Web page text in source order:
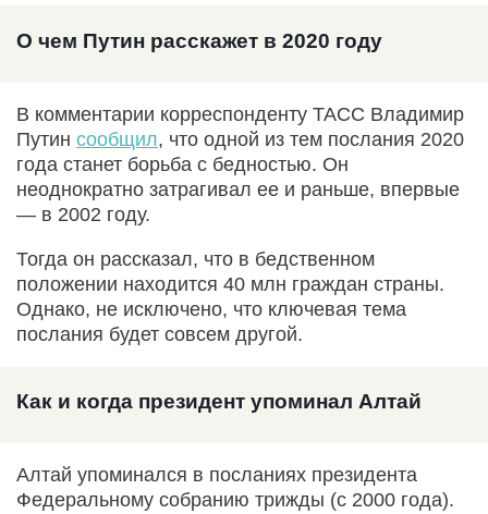
О чем Путин расскажет в 2020 году
В комментарии корреспонденту ТАСС Владимир
Путин сообщил, что одной из тем послания 2020
года станет борьба с бедностью. Он
неоднократно затрагивал ее и раньше, впервые
— в 2002 году.
Тогда он рассказал, что в бедственном
положении находится 40 млн граждан страны.
Однако, не исключено, что ключевая тема
послания будет совсем другой.
Как и когда президент упоминал Алтай
Алтай упоминался в посланиях президента
Федеральному собранию трижды (с 2000 года).